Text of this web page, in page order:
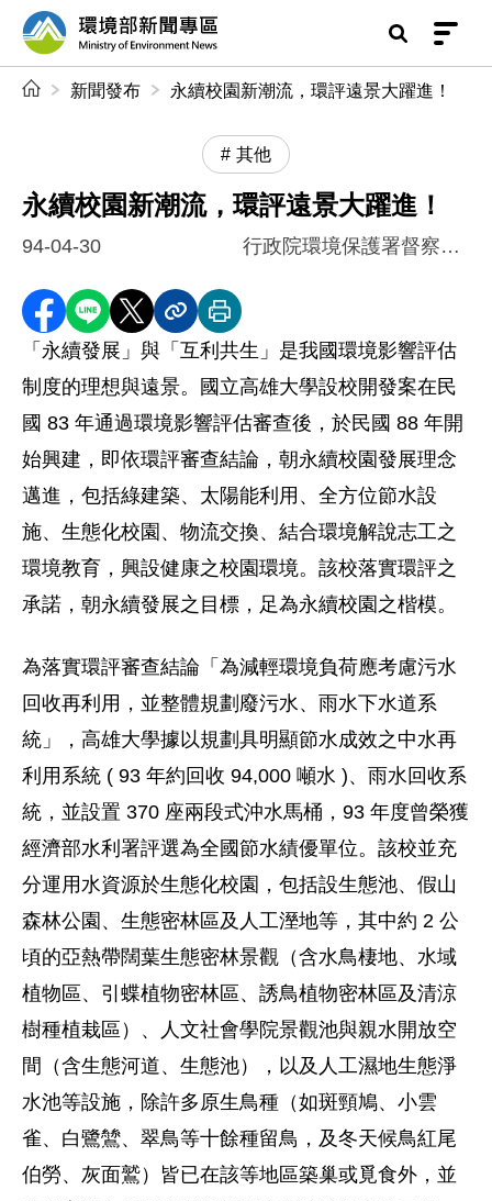
前往中央內容區塊
環境部新聞專區
新聞發布 永續校園新潮流，環評遠景大躍進！
其他
永續校園新潮流，環評遠景大躍進！
94-04-30 行政院環境保護署督察總隊
分享至 Facebook
分享到 LINE
分享到 X分享內容連結
列印本頁
「永續發展」與「互利共生」是我國環境影響評估
制度的理想與遠景。國立高雄大學設校開發案在民
國 83 年通過環境影響評估審查後，於民國 88 年開
始興建，即依環評審查結論，朝永續校園發展理念
邁進，包括綠建築、太陽能利用、全方位節水設
施、生態化校園、物流交換、結合環境解說志工之
環境教育，興設健康之校園環境。該校落實環評之
承諾，朝永續發展之目標，足為永續校園之楷模。
為落實環評審查結論「為減輕環境負荷應考慮污水
回收再利用，並整體規劃廢污水、雨水下水道系
統」，高雄大學據以規劃具明顯節水成效之中水再
利用系統 ( 93 年約回收 94,000 噸水 )、雨水回收系
統，並設置 370 座兩段式沖水馬桶，93 年度曾榮獲
經濟部水利署評選為全國節水績優單位。該校並充
分運用水資源於生態化校園，包括設生態池、假山
森林公園、生態密林區及人工溼地等，其中約 2 公
頃的亞熱帶闊葉生態密林景觀（含水鳥棲地、水域
植物區、引蝶植物密林區、誘鳥植物密林區及清涼
樹種植栽區）、人文社會學院景觀池與親水開放空
間（含生態河道、生態池），以及人工濕地生態淨
水池等設施，除許多原生鳥種（如斑頸鳩、小雲
雀、白鷺鷥、翠鳥等十餘種留鳥，及冬天候鳥紅尾
伯勞、灰面鷲）皆已在該等地區築巢或覓食外，並